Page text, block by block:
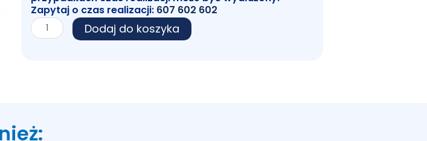
Zapytaj o czas realizacji: 607 602 602
ilość
Zakreślacz
Dodaj do koszyka